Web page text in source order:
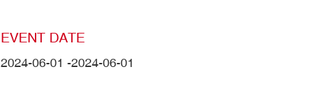
EVENT DATE
2024-06-01 -2024-06-01